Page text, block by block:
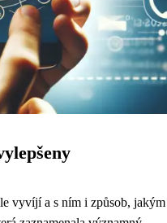
vyvíjí a s ním i způsob, jakým